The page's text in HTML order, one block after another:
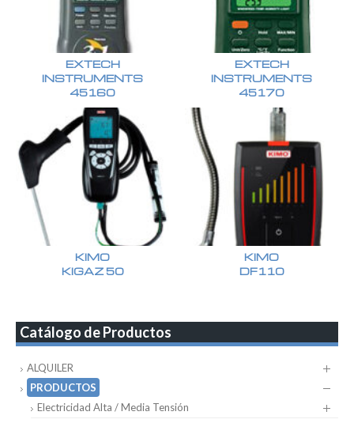
EXTECH
INSTRUMENTS
45160
EXTECH
INSTRUMENTS
45170
KIMO
KIGAZ 50
KIMO
DF110
Catálogo de Productos
ALQUILER
PRODUCTOS
Electricidad Alta / Media Tensión